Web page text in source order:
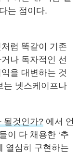
는 점이다.
럼 똑같이 기존
나 독자적인 선
을 대변하는 것
는 넷스케이프나
될것인가? 에서 언
이 다 채용한 ‘추
열심히 구현하는